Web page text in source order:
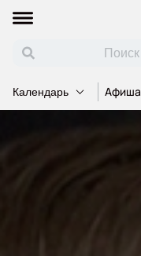
Календарь Афиша